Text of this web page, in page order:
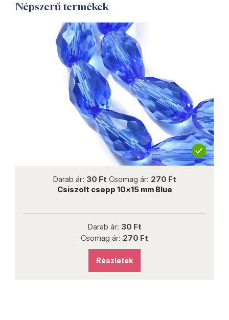
Népszerű termékek
Darab ár: 30 Ft Csomag ár: 270 Ft
Csiszolt csepp 10x15 mm Blue
Darab ár: 30 Ft
Csomag ár: 270 Ft
Részletek